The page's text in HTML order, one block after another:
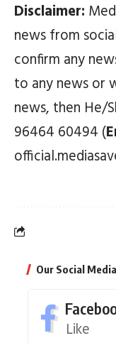
Disclaimer:
news from
confirm any
to any news or
news, then He/
96464 60494 (
Our Social Media
Like